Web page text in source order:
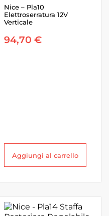
Nice – Pla10
Elettroserratura 12V
Verticale
94,70 €
Aggiungi al carrello